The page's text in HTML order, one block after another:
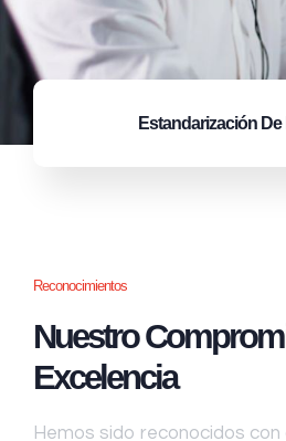
Estandarización
Reconocimientos
Nuestro
Excelencia
Hemos sido reconocidos